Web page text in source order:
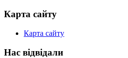
Карта сайту
Карта сайту
Нас відвідали